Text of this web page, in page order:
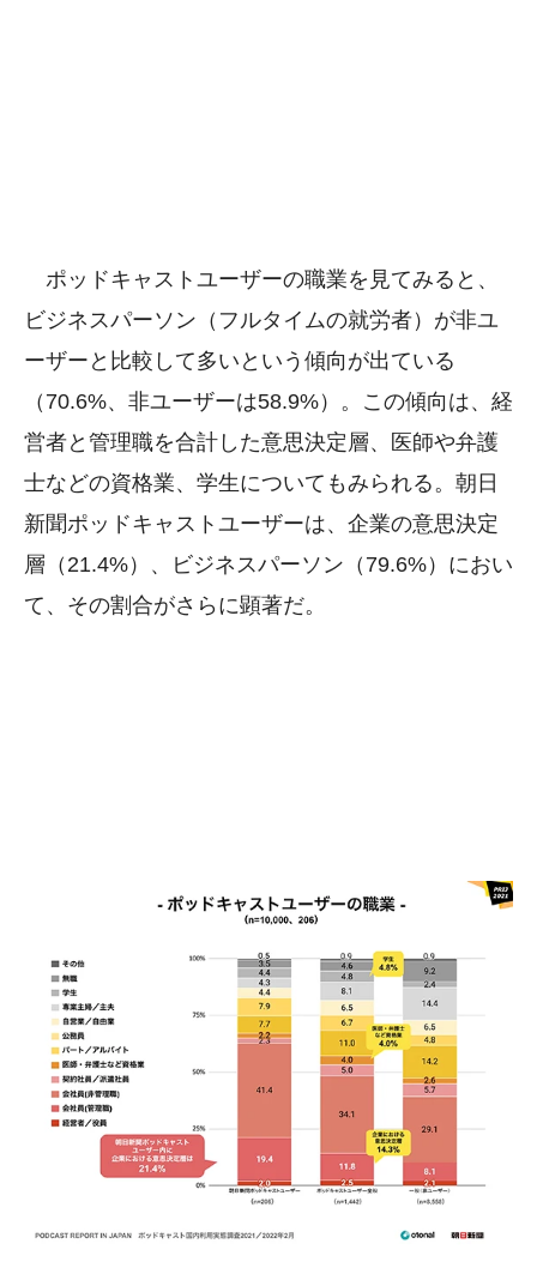
ポッドキャストユーザーの職業を見てみると、
ビジネスパーソン（フルタイムの就労者）が非ユ
ーザーと比較して多いという傾向が出ている
（70.6%、非ユーザーは58.9%）。この傾向は、経
営者と管理職を合計した意思決定層、医師や弁護
士などの資格業、学生についてもみられる。朝日
新聞ポッドキャストユーザーは、企業の意思決定
層（21.4%）、ビジネスパーソン（79.6%）におい
て、その割合がさらに顕著だ。